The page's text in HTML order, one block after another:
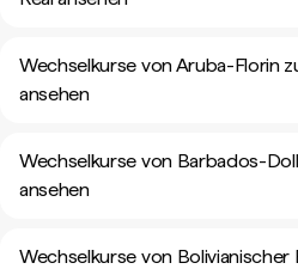
Wechselkurse von Aruba-Florin
ansehen
Wechselkurse von Barbados-
ansehen
Wechselkurse von Bolivianischer